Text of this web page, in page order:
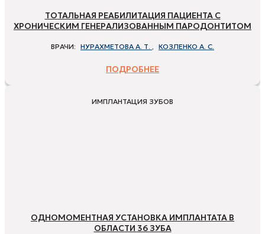
ТОТАЛЬНАЯ РЕАБИЛИТАЦИЯ ПАЦИЕНТА С
ХРОНИЧЕСКИМ ГЕНЕРАЛИЗОВАННЫМ ПАРОДОНТИТОМ
ВРАЧИ: НУРАХМЕТОВА А. Т. , КОЗЛЕНКО А. С.
ПОДРОБНЕЕ
ИМПЛАНТАЦИЯ ЗУБОВ
ОДНОМОМЕНТНАЯ УСТАНОВКА ИМПЛАНТАТА В
ОБЛАСТИ 36 ЗУБА